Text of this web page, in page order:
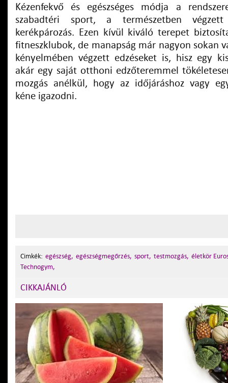
Kézenfekvő és egészséges módja a
szabadtéri sport, a természetben
kerékpározás. Ezen kívül kiváló terepet
fitneszklubok, de manapság már nagyon sokan
kényelmében végzett edzéseket is, hisz egy
akár egy saját otthoni edzőteremmel
mozgás anélkül, hogy az időjáráshoz vagy
kéne igazodni.
Cimkék: egészség, egészségmegőrzés, sport, testmozgás, életkör
Technogym,
CIKKAJÁNLÓ